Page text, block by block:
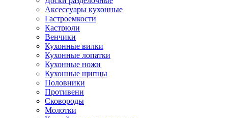
Аксессуары кухонные
Гастроемкости
Кастрюли
Венчики
Кухонные вилки
Кухонные лопатки
Кухонные ножи
Кухонные щипцы
Половники
Противени
Сковороды
Молотки